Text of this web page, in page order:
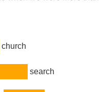
church
search